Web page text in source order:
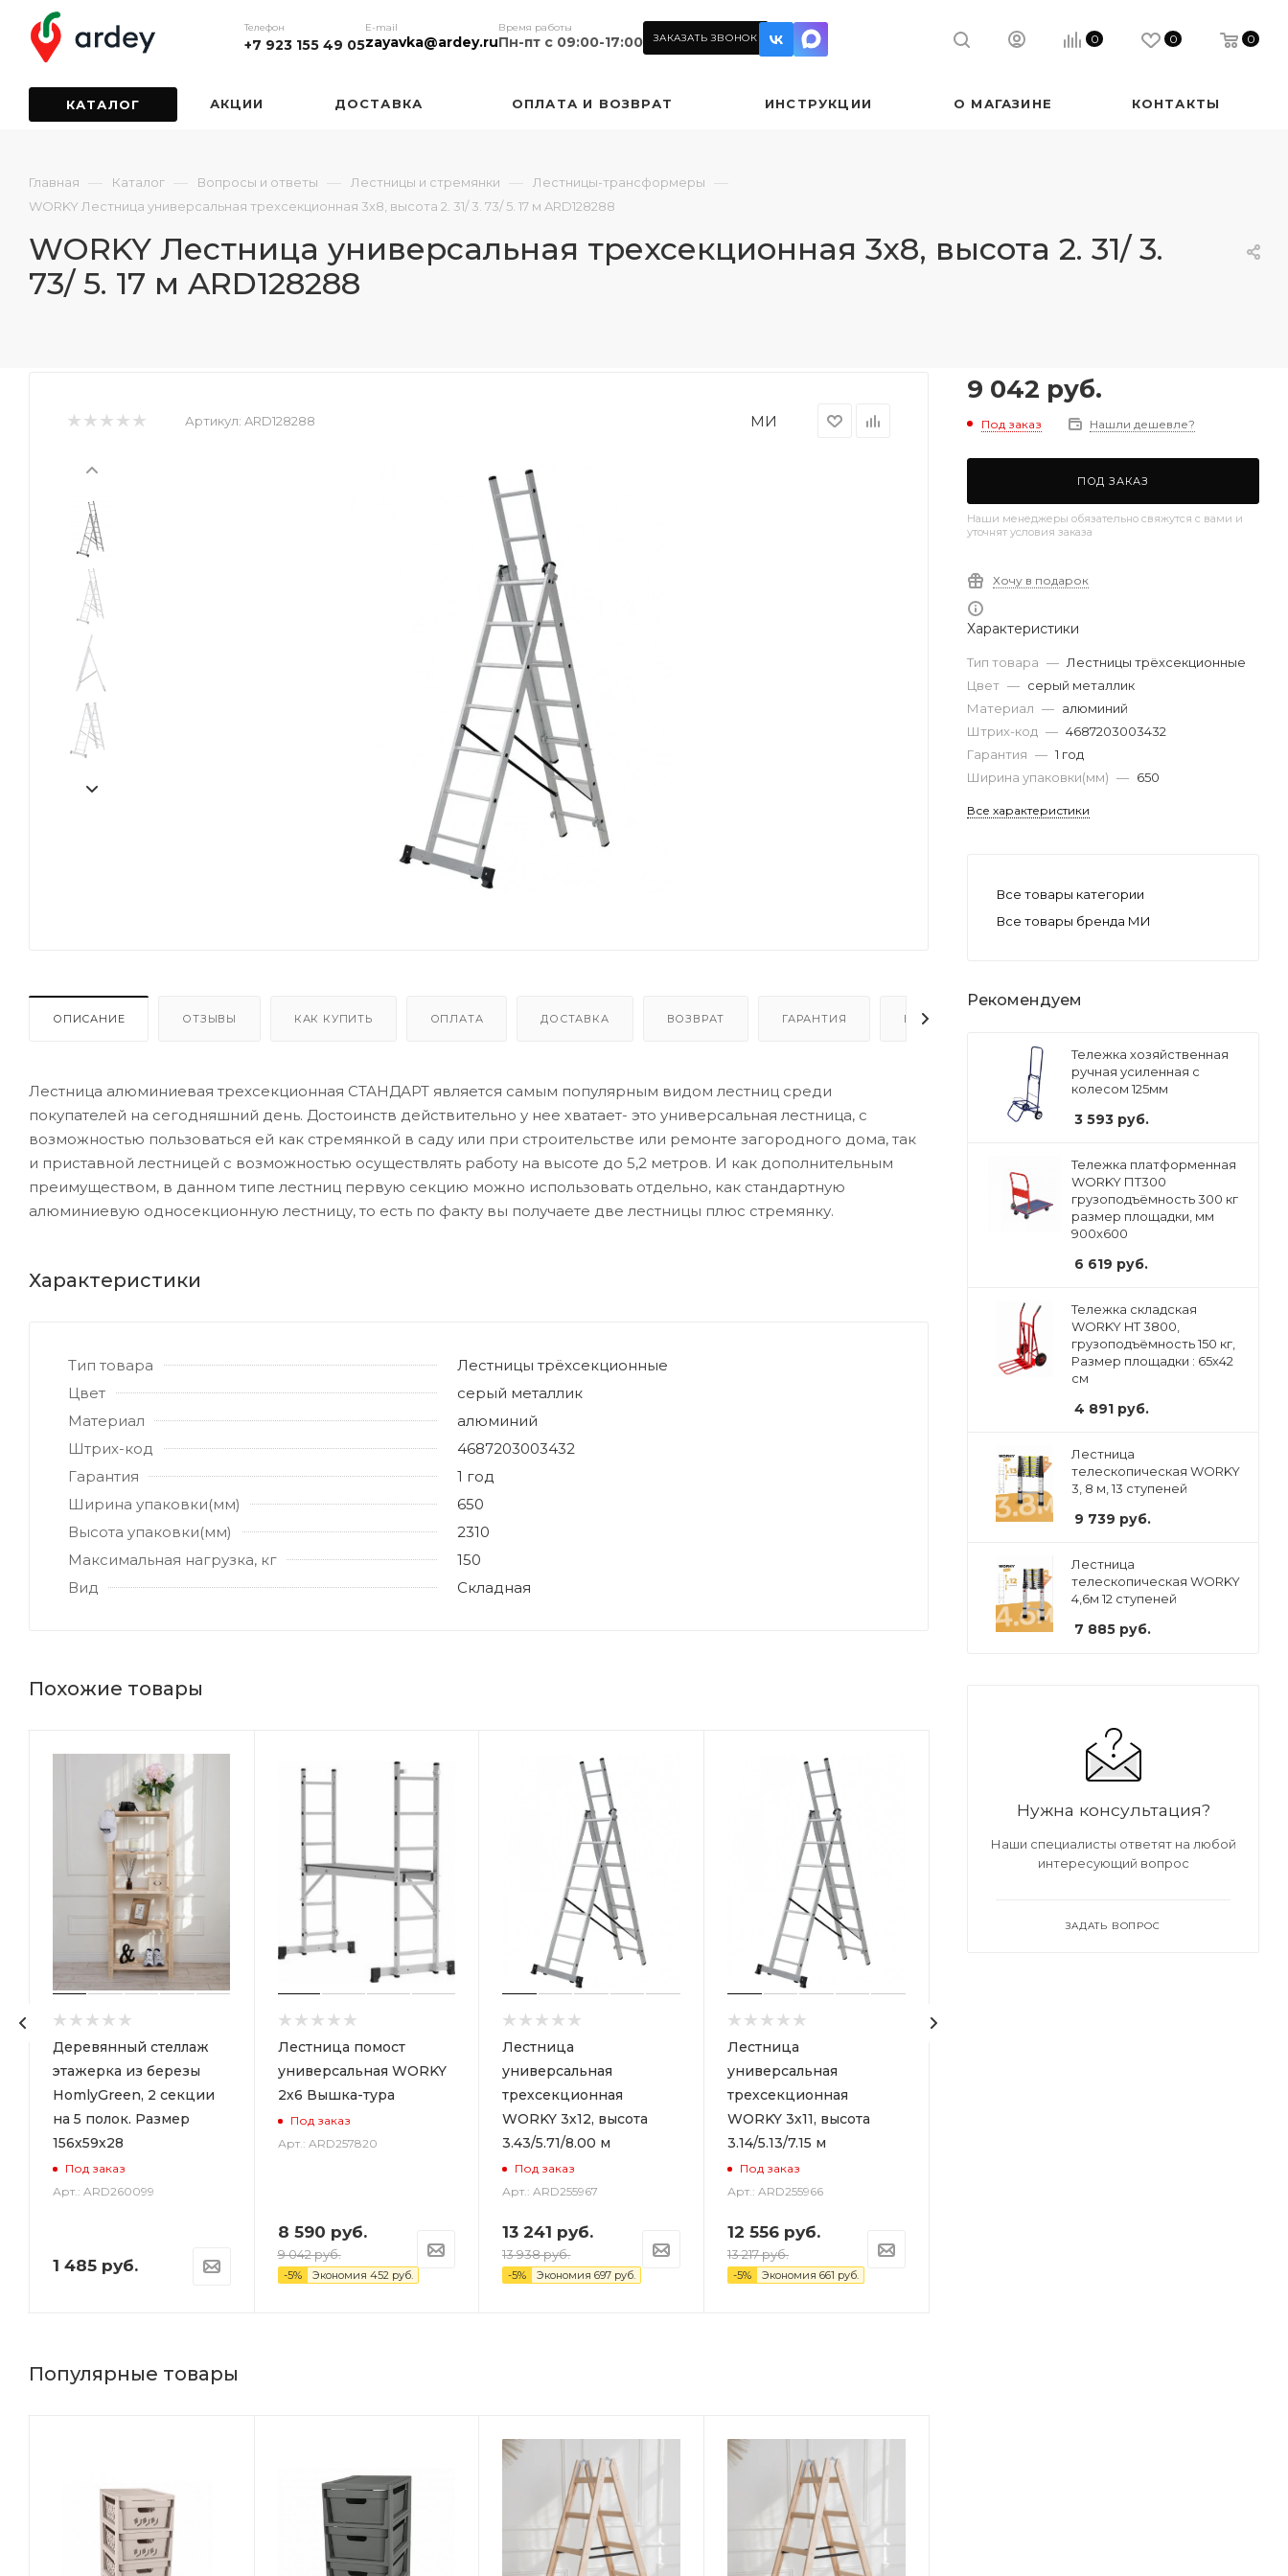
Телефон
+7 923 155 49 05
E-mail
zayavka@ardey.ru
Время работы
Пн-пт с 09:00-17:00 ЗАКАЗАТЬ ЗВОНОК 0 0 0
КАТАЛОГ АКЦИИ ДОСТАВКА ОПЛАТА И ВОЗВРАТ ИНСТРУКЦИИ О МАГАЗИНЕ КОНТАКТЫ
Главная — Каталог — Вопросы и ответы — Лестницы и стремянки — Лестницы-трансформеры —
WORKY Лестница универсальная трехсекционная 3х8, высота 2. 31/ 3. 73/ 5. 17 м ARD128288
WORKY Лестница универсальная трехсекционная 3х8, высота 2. 31/ 3.
73/ 5. 17 м ARD128288
Артикул: ARD128288 МИ
ОПИСАНИЕ ОТЗЫВЫ КАК КУПИТЬ ОПЛАТА ДОСТАВКА ВОЗВРАТ ГАРАНТИЯ ВОПРОС-ОТВЕТ
Лестница алюминиевая трехсекционная СТАНДАРТ является самым популярным видом лестниц среди
покупателей на сегодняшний день. Достоинств действительно у нее хватает- это универсальная лестница, с
возможностью пользоваться ей как стремянкой в саду или при строительстве или ремонте загородного дома, так
и приставной лестницей с возможностью осуществлять работу на высоте до 5,2 метров. И как дополнительным
преимуществом, в данном типе лестниц первую секцию можно использовать отдельно, как стандартную
алюминиевую односекционную лестницу, то есть по факту вы получаете две лестницы плюс стремянку.
Характеристики
Тип товара
Лестницы трёхсекционные
Цвет
серый металлик
Материал
алюминий
Штрих-код
4687203003432
Гарантия
1 год
Ширина упаковки(мм)
650
Высота упаковки(мм)
2310
Максимальная нагрузка, кг
150
Вид
Складная
Похожие товары
Деревянный стеллаж
этажерка из березы
HomlyGreen, 2 секции
на 5 полок. Размер
156х59х28
Под заказ
Арт.: ARD260099
1 485руб.
Лестница помост
универсальная WORKY
2х6 Вышка-тура
Под заказ
Арт.: ARD257820
8 590 руб.
9 042руб.
-5% Экономия 452руб.
Лестница
универсальная
трехсекционная
WORKY 3х12, высота
3.43/5.71/8.00 м
Под заказ
Арт.: ARD255967
13 241 руб.
13 938руб.
-5% Экономия 697 руб.
Лестница
универсальная
трехсекционная
WORKY 3х11, высота
3.14/5.13/7.15 м
Под заказ
Арт.: ARD255966
12 556 руб.
13 217руб.
-5% Экономия 661 руб.
Популярные товары
9 042 руб.
Под заказ Нашли дешевле?
ПОД ЗАКАЗ
Наши менеджеры обязательно свяжутся с вами и
уточнят условия заказа
Хочу в подарок
Характеристики
Тип товара — Лестницы трёхсекционные
Цвет — серый металлик
Материал — алюминий
Штрих-код — 4687203003432
Гарантия — 1 год
Ширина упаковки(мм) — 650
Все характеристики
Все товары категории
Все товары бренда МИ
Рекомендуем
Тележка хозяйственная
ручная усиленная с
колесом 125мм
3 593 руб.
Тележка платформенная
WORKY ПT300
грузоподъёмность 300 кг
размер площадки, мм
900х600
6 619 руб.
Тележка складская
WORKY HT 3800,
грузоподъёмность 150 кг,
Размер площадки : 65х42
см
4 891 руб.
Лестница
телескопическая WORKY
3, 8 м, 13 ступеней
9 739 руб.
Лестница
телескопическая WORKY
4,6м 12 ступеней
7 885 руб.
Нужна консультация?
Наши специалисты ответят на любой
интересующий вопрос
ЗАДАТЬ ВОПРОС